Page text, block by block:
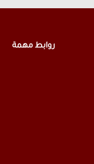
روابط مهمة